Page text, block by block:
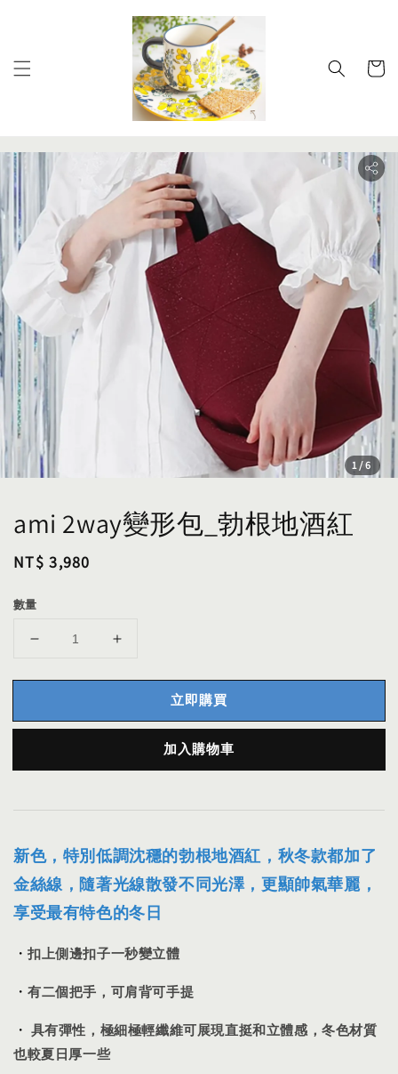
1/6
ami 2way變形包_勃根地酒紅
Regular
NT$ 3,980
數量
立即購買
加入購物車
新色，特別低調沈穩的勃根地酒紅，秋冬款都加了
金絲線，隨著光線散發不同光澤，更顯帥氣華麗，
享受最有特色的冬日
・ 扣上側邊扣子一秒變立體
・ 有二個把手，可肩背可手提
・ 具有彈性，極細極輕纖維可展現直挺和立體感，冬色材質
也較夏日厚一些